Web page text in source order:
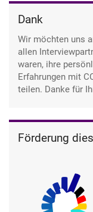
Dank
Wir möchten uns
allen
waren, ihre
Erfahrungen mit
teilen. Danke für
Förderung